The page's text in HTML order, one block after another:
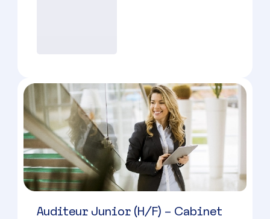
Auditeur Junior (H/F) – Cabinet
d’Expertise Comptable –
Montpellier
Montpellier ( 34)
CDI